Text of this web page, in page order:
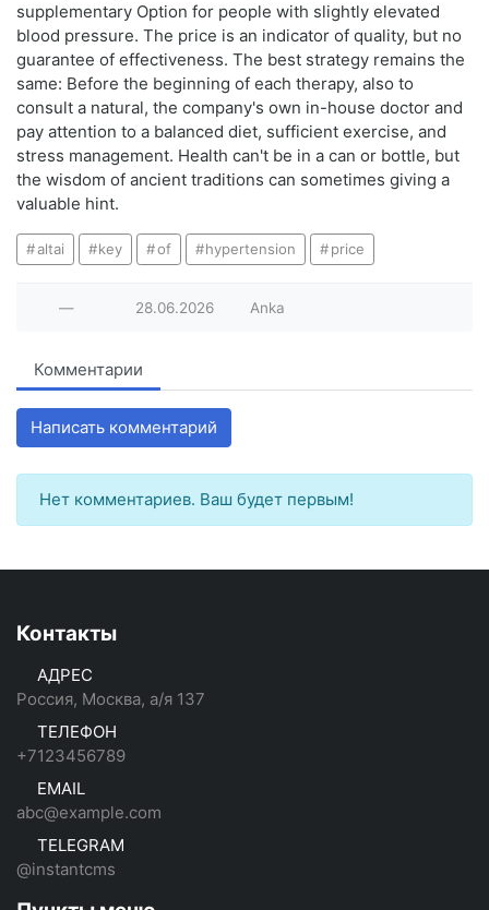
supplementary Option for people with slightly elevated
blood pressure. The price is an indicator of quality, but no
guarantee of effectiveness. The best strategy remains the
same: Before the beginning of each therapy, also to
consult a natural, the company's own in-house doctor and
pay attention to a balanced diet, sufficient exercise, and
stress management. Health can't be in a can or bottle, but
the wisdom of ancient traditions can sometimes giving a
valuable hint.
altai key of hypertension price
— 28.06.2026 Anka
Комментарии
Написать комментарий
Нет комментариев. Ваш будет первым!
Контакты
АДРЕС
Россия, Москва, а/я 137
ТЕЛЕФОН
+7123456789
EMAIL
abc@example.com
TELEGRAM
@instantcms